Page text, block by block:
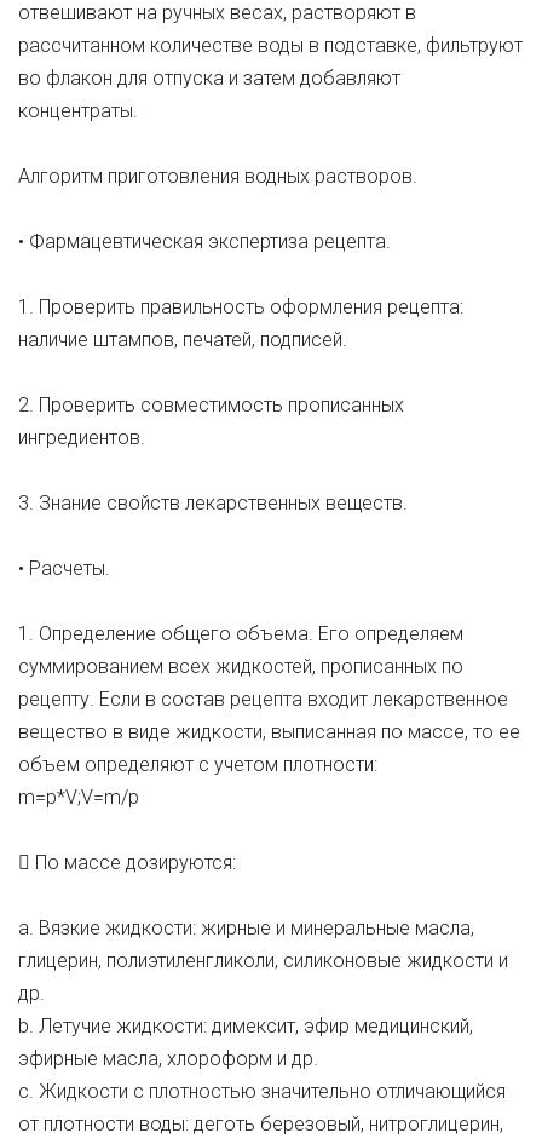
отвешивают на ручных весах, растворяют в
рассчитанном количестве воды в подставке, фильтруют
во флакон для отпуска и затем добавляют
концентраты.
Алгоритм приготовления водных растворов.
• Фармацевтическая экспертиза рецепта.
1. Проверить правильность оформления рецепта:
наличие штампов, печатей, подписей.
2. Проверить совместимость прописанных
ингредиентов.
3. Знание свойств лекарственных веществ.
• Расчеты.
1. Определение общего объема. Его определяем
суммированием всех жидкостей, прописанных по
рецепту. Если в состав рецепта входит лекарственное
вещество в виде жидкости, выписанная по массе, то ее
объем определяют с учетом плотности:
m=p*V;V=m/p
 По массе дозируются:
a. Вязкие жидкости: жирные и минеральные масла,
глицерин, полиэтиленгликоли, силиконовые жидкости и
др.
b. Летучие жидкости: димексит, эфир медицинский,
эфирные масла, хлороформ и др.
c. Жидкости с плотностью значительно отличающийся
от плотности воды: деготь березовый, нитроглицерин,